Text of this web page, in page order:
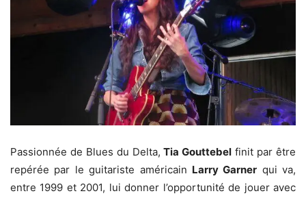
Passionnée de Blues du Delta,Tia Gouttebel finit par être
repérée par le guitariste américain Larry Garner qui va,
entre 1999 et 2001, lui donner l’opportunité de jouer avec